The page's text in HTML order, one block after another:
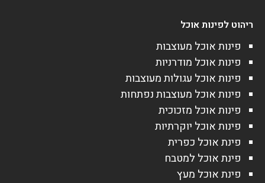
ריהוט לפינות אוכל
פינות אוכל מעוצבות
פינות אוכל מודרניות
פינות אוכל עגולות מעוצבות
פינות אוכל מעוצבות נפתחות
פינות אוכל מזכוכית
פינות אוכל יוקרתיות
פינת אוכל כפרית
פינת אוכל למטבח
פינת אוכל מעץ